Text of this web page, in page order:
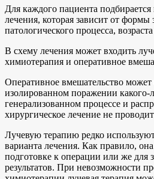
Для каждого пациента
лечения, которая зависит от формы
патологического процесса,
В схему лечения может входить
химиотерапия и оперативное
Оперативное вмешательство может
изолированном поражении какого-
генерализованном процессе и
хирургическое лечение не
Лучевую терапию редко
варианта лечения. Как правило, она
подготовке к операции или же для
результатов. При невозможности